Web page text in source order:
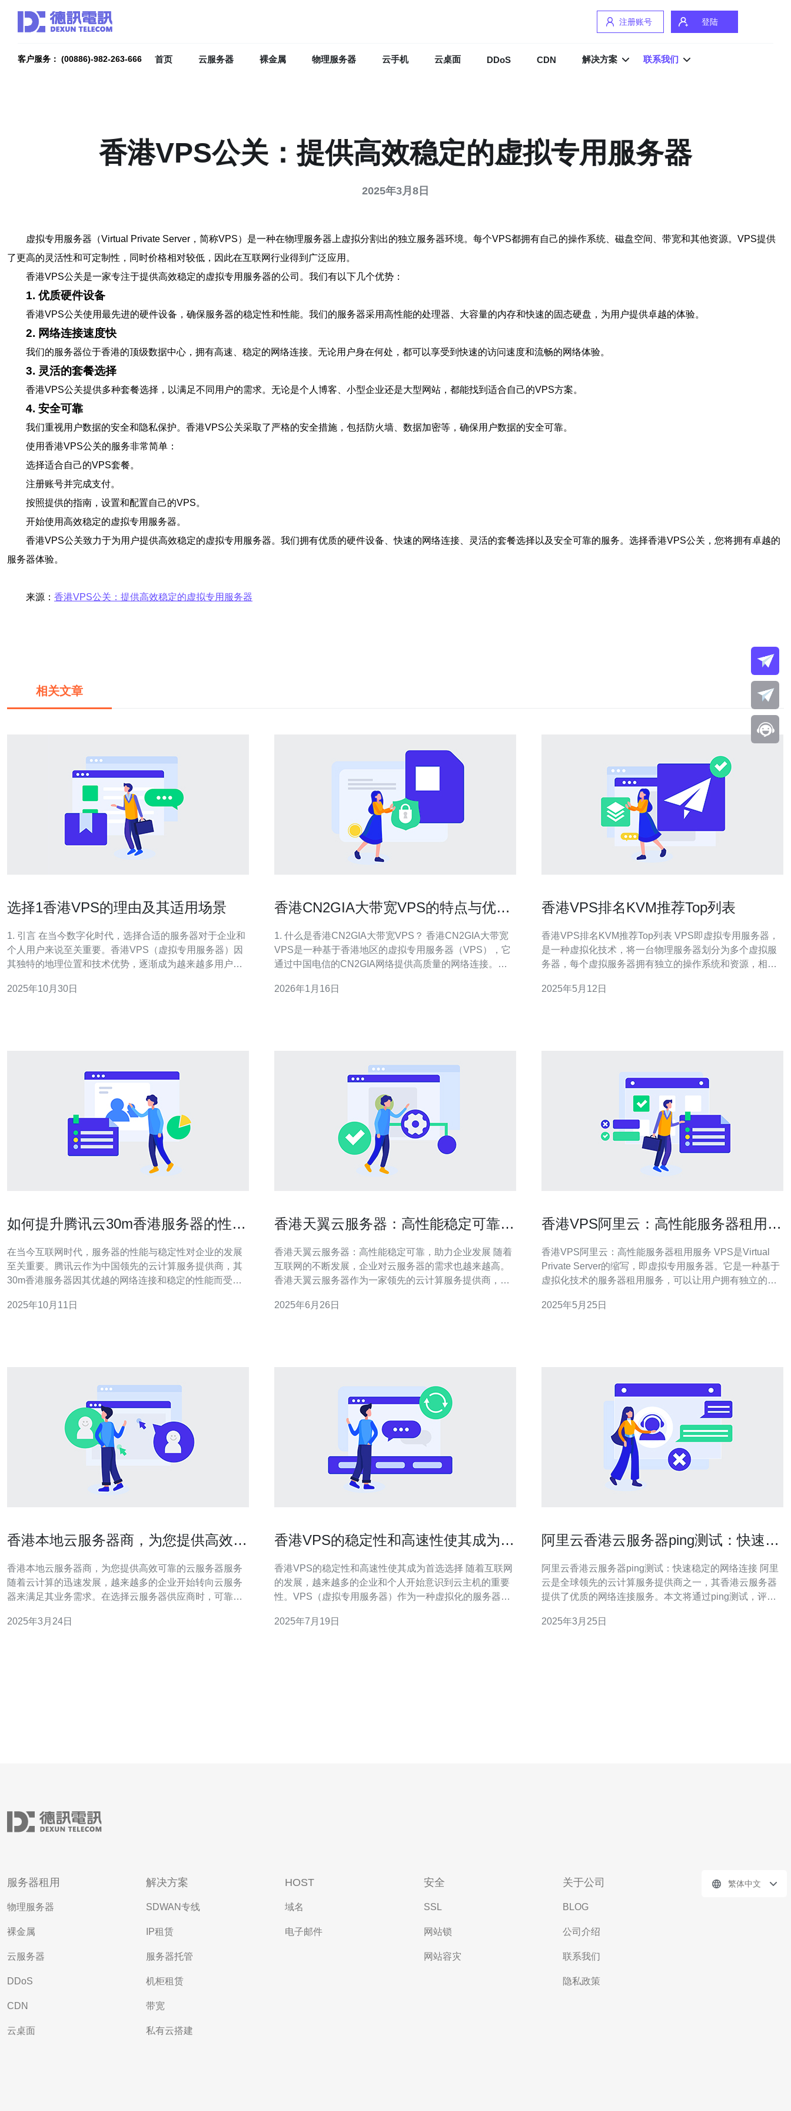
注册账号 登陆
客户服务： (00886)-982-263-666 首页 云服务器 裸金属 物理服务器 云手机 云桌面 DDoS CDN 解决方案 联系我们
香港VPS公关：提供高效稳定的虚拟专用服务器
2025年3月8日
虚拟专用服务器（Virtual Private Server，简称VPS）是一种在物理服务器上虚拟分割出的独立服务器环境。每个VPS都拥有自己的操作系统、磁盘空间、带宽和其他资源。VPS提供
了更高的灵活性和可定制性，同时价格相对较低，因此在互联网行业得到广泛应用。
香港VPS公关是一家专注于提供高效稳定的虚拟专用服务器的公司。我们有以下几个优势：
1. 优质硬件设备
香港VPS公关使用最先进的硬件设备，确保服务器的稳定性和性能。我们的服务器采用高性能的处理器、大容量的内存和快速的固态硬盘，为用户提供卓越的体验。
2. 网络连接速度快
我们的服务器位于香港的顶级数据中心，拥有高速、稳定的网络连接。无论用户身在何处，都可以享受到快速的访问速度和流畅的网络体验。
3. 灵活的套餐选择
香港VPS公关提供多种套餐选择，以满足不同用户的需求。无论是个人博客、小型企业还是大型网站，都能找到适合自己的VPS方案。
4. 安全可靠
我们重视用户数据的安全和隐私保护。香港VPS公关采取了严格的安全措施，包括防火墙、数据加密等，确保用户数据的安全可靠。
使用香港VPS公关的服务非常简单：
选择适合自己的VPS套餐。
注册账号并完成支付。
按照提供的指南，设置和配置自己的VPS。
开始使用高效稳定的虚拟专用服务器。
香港VPS公关致力于为用户提供高效稳定的虚拟专用服务器。我们拥有优质的硬件设备、快速的网络连接、灵活的套餐选择以及安全可靠的服务。选择香港VPS公关，您将拥有卓越的
服务器体验。
来源： 香港VPS公关：提供高效稳定的虚拟专用服务器
相关文章
选择1香港VPS的理由及其适用场景
1. 引言 在当今数字化时代，选择合适的服务器对于企业和
个人用户来说至关重要。香港VPS（虚拟专用服务器）因
其独特的地理位置和技术优势，逐渐成为越来越多用户的
助读者做出明智的选择。 2. 香港VPS的地理优势 香港作为
2025年10月30日
香港CN2GIA大带宽VPS的特点与优势
1. 什么是香港CN2GIA大带宽VPS？ 香港CN2GIA大带宽
VPS是一种基于香港地区的虚拟专用服务器（VPS），它
通过中国电信的CN2GIA网络提供高质量的网络连接。
的网络体验，尤其是在国际数据传输方面。该VPS通常具
2026年1月16日
香港VPS排名KVM推荐Top列表
香港VPS排名KVM推荐Top列表 VPS即虚拟专用服务器，
是一种虚拟化技术，将一台物理服务器划分为多个虚拟服
务器，每个虚拟服务器拥有独立的操作系统和资源，相当
术，相比较于其他虚拟化技术，KVM具有更好的性能和安
2025年5月12日
如何提升腾讯云30m香港服务器的性能
在当今互联网时代，服务器的性能与稳定性对企业的发展
至关重要。腾讯云作为中国领先的云计算服务提供商，其
30m香港服务器因其优越的网络连接和稳定的性能而受到
文将为您提供一些实用的建议。 首先，选择合适的操作系
2025年10月11日
香港天翼云服务器：高性能稳定可靠，
香港天翼云服务器：高性能稳定可靠，助力企业发展 随着
互联网的不断发展，企业对云服务器的需求也越来越高。
香港天翼云服务器作为一家领先的云计算服务提供商，在
产品，为企业提供了强大的支撑，助力企业发展。 香港天
2025年6月26日
香港VPS阿里云：高性能服务器租用服
香港VPS阿里云：高性能服务器租用服务 VPS是Virtual
Private Server的缩写，即虚拟专用服务器。它是一种基于
虚拟化技术的服务器租用服务，可以让用户拥有独立的服
领先的云计算服务提供商，在香港地区拥有多个数据中
2025年5月25日
香港本地云服务器商，为您提供高效可
香港本地云服务器商，为您提供高效可靠的云服务器服务
随着云计算的迅速发展，越来越多的企业开始转向云服务
器来满足其业务需求。在选择云服务器供应商时，可靠性
务器商，我们致力于为客户提供可靠高效的云服务器服
2025年3月24日
香港VPS的稳定性和高速性使其成为首
香港VPS的稳定性和高速性使其成为首选选择 随着互联网
的发展，越来越多的企业和个人开始意识到云主机的重要
性。VPS（虚拟专用服务器）作为一种虚拟化的服务器技
种高品质的选择，更是备受推崇。 香港VPS的数据中心设
2025年7月19日
阿里云香港云服务器ping测试：快速稳
阿里云香港云服务器ping测试：快速稳定的网络连接 阿里
云是全球领先的云计算服务提供商之一，其香港云服务器
提供了优质的网络连接服务。本文将通过ping测试，评估
程中，我们使用了多个地理位置的服务
2025年3月25日
服务器租用
物理服务器
裸金属
云服务器
DDoS
CDN
云桌面
解决方案
SDWAN专线
IP租赁
服务器托管
机柜租赁
带宽
私有云搭建
HOST
域名
电子邮件
安全
SSL
网站锁
网站容灾
关于公司
BLOG
公司介绍
联系我们
隐私政策
繁体中文